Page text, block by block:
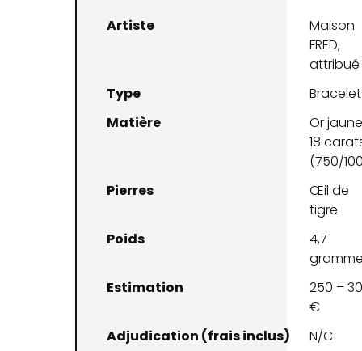
Artiste
Maison
FRED,
Type
Bracelet
Matière
Or
18
(750/
Pierres
Œil de
tigre
Poids
4,7
Estimation
250 –
€
Adjudication (frais inclus)
N/C